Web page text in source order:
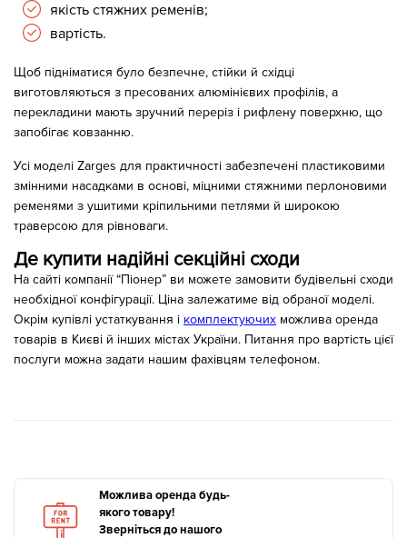
якість стяжних ременів;
вартість.
Щоб підніматися було безпечне, стійки й східці
виготовляються з пресованих алюмінієвих профілів, а
перекладини мають зручний переріз і рифлену поверхню, що
запобігає ковзанню.
Усі моделі Zarges для практичності забезпечені пластиковими
змінними насадками в основі, міцними стяжними перлоновими
ременями з ушитими кріпильними петлями й широкою
траверсою для рівноваги.
Де купити надійні секційні сходи
На сайті компанії “Піонер” ви можете замовити будівельні сходи
необхідної конфігурації. Ціна залежатиме від обраної моделі.
Окрім купівлі устаткування і комплектуючих можлива оренда
товарів в Києві й інших містах України. Питання про вартість цієї
послуги можна задати нашим фахівцям телефоном.
Можлива оренда будь-
якого товару!
Зверніться до нашого